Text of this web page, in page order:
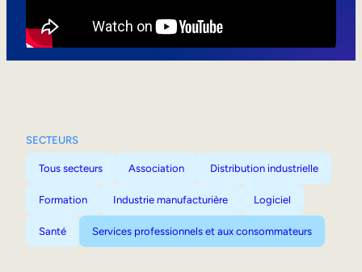
SECTEURS
Tous secteurs Association Distribution industrielle
Formation Industrie manufacturière Logiciel
Santé Services professionnels et aux consommateurs